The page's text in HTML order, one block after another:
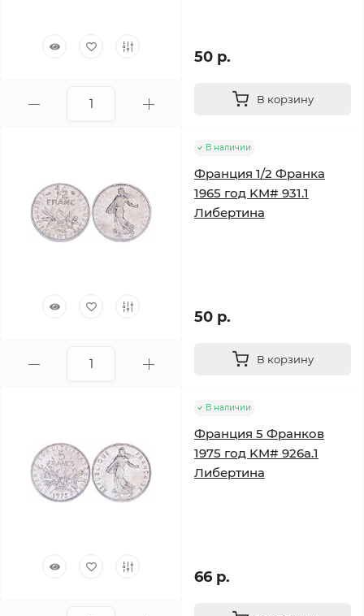
50 р.
В корзину
В наличии
Франция 1/2 Франка
1965 год KM# 931.1
Либертина
50 р.
В корзину
В наличии
Франция 5 Франков
1975 год KM# 926a.1
Либертина
66 р.